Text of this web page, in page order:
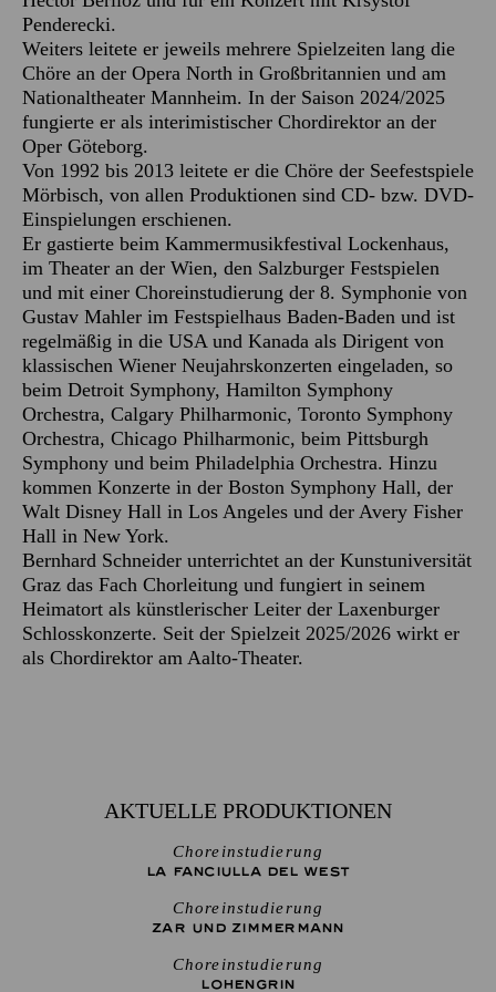
Penderecki.
Weiters leitete er jeweils mehrere Spielzeiten lang die
Chöre an der Opera North in Großbritannien und am
Nationaltheater Mannheim. In der Saison 2024/2025
fungierte er als interimistischer Chordirektor an der
Oper Göteborg.
Von 1992 bis 2013 leitete er die Chöre der Seefestspiele
Mörbisch, von allen Produktionen sind CD- bzw. DVD-
Einspielungen erschienen.
Er gastierte beim Kammermusikfestival Lockenhaus,
im Theater an der Wien, den Salzburger Festspielen
und mit einer Choreinstudierung der 8. Symphonie von
Gustav Mahler im Festspielhaus Baden-Baden und ist
regelmäßig in die USA und Kanada als Dirigent von
klassischen Wiener Neujahrskonzerten eingeladen, so
beim Detroit Symphony, Hamilton Symphony
Orchestra, Calgary Philharmonic, Toronto Symphony
Orchestra, Chicago Philharmonic, beim Pittsburgh
Symphony und beim Philadelphia Orchestra. Hinzu
kommen Konzerte in der Boston Symphony Hall, der
Walt Disney Hall in Los Angeles und der Avery Fisher
Hall in New York.
Bernhard Schneider unterrichtet an der Kunstuniversität
Graz das Fach Chorleitung und fungiert in seinem
Heimatort als künstlerischer Leiter der Laxenburger
Schlosskonzerte. Seit der Spielzeit 2025/2026 wirkt er
als Chordirektor am Aalto-Theater.
AKTUELLE PRODUKTIONEN
Choreinstudierung
LA FANCIULLA DEL WEST
Choreinstudierung
ZAR UND ZIMMERMANN
Choreinstudierung
LOHENGRIN